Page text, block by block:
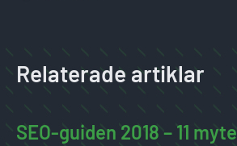
Relaterade artiklar
SEO-guiden 2018 – 11